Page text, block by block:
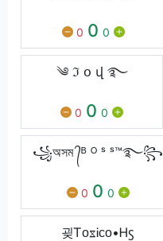
0 0 0
༄ ℑ օ վ ࿐
0 0 0
꧁অসম ᭄ᴮ ᴼ ˢ ˢ™࿐꧂
0 0 0
굊ᎢᴏᳵᎥᴄᴏ•Ꮋꚃ